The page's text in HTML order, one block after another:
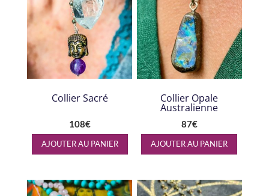
Collier Opale
Australienne
87€
AJOUTER AU PANIER
Collier Sacré
108€
AJOUTER AU PANIER